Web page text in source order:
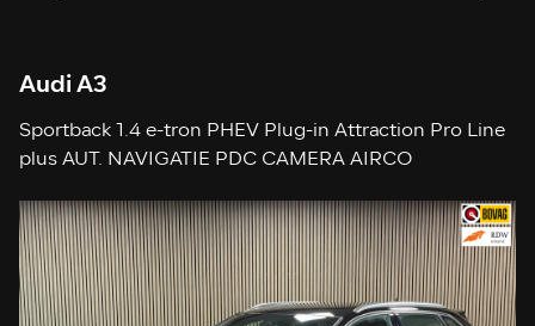
Audi A3
Sportback 1.4 e-tron PHEV Plug-in Attraction Pro Line
plus AUT. NAVIGATIE PDC CAMERA AIRCO